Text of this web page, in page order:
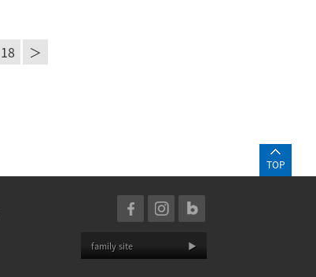
18 ＞
TOP
family site ▶